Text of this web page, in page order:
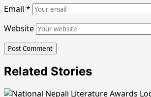
Email *
Website
Related Stories